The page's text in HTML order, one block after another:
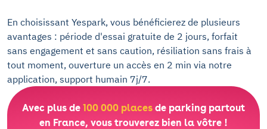
En choisissant Yespark, vous bénéficierez de plusieurs
avantages : période d'essai gratuite de 2 jours, forfait
sans engagement et sans caution, résiliation sans frais à
tout moment, ouverture un accès en 2 min via notre
application, support humain 7j/7.
Avec plus de 100 000 places de parking partout
en France, vous trouverez bien la vôtre !